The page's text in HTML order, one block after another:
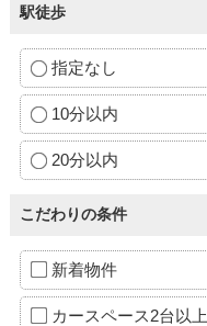
駅徒歩
指定なし
10分以内
20分以内
こだわりの条件
新着物件
カースペース2台以上